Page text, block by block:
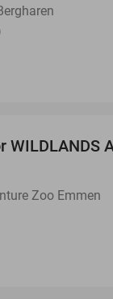
WILDLANDS
Zoo Emmen